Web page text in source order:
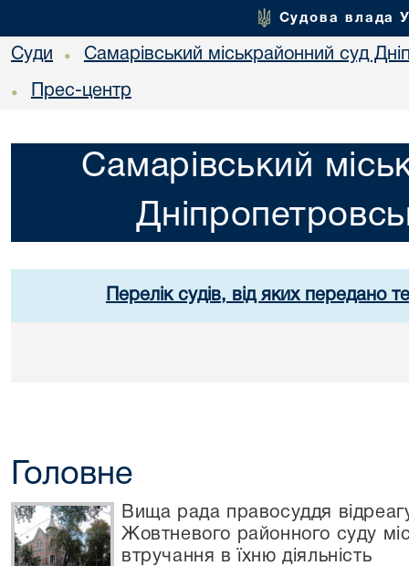
Судова влада
Суди • Самарівський міськрайонний суд
• Прес-центр
Самарівський
Перелік судів, від яких передано
Головне
Вища рада правосуддя
Жовтневого районного суду
втручання в їхню діяльність